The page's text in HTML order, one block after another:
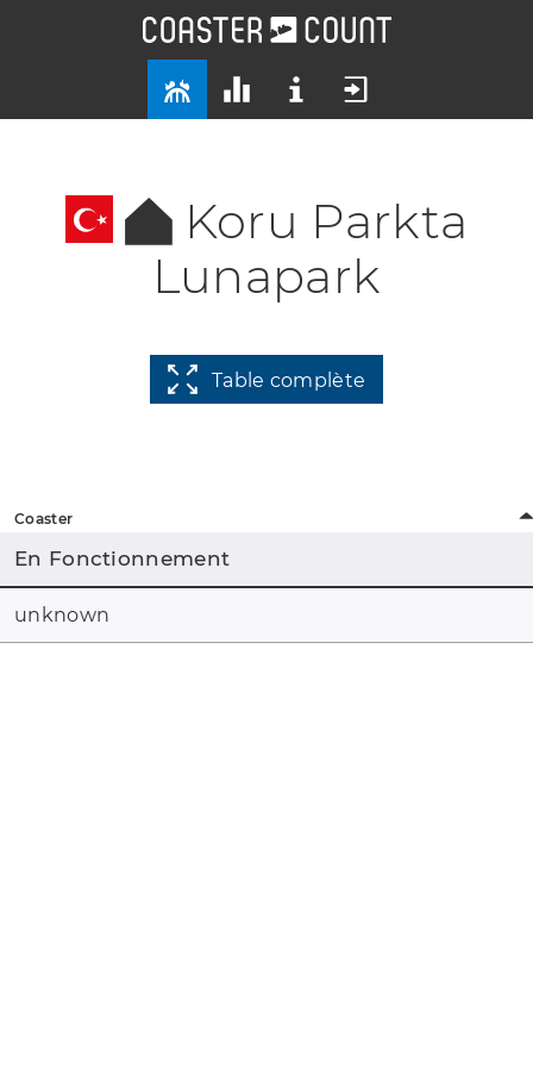
Koru Parkta
Lunapark
Table complète
Coaster
En Fonctionnement
unknown